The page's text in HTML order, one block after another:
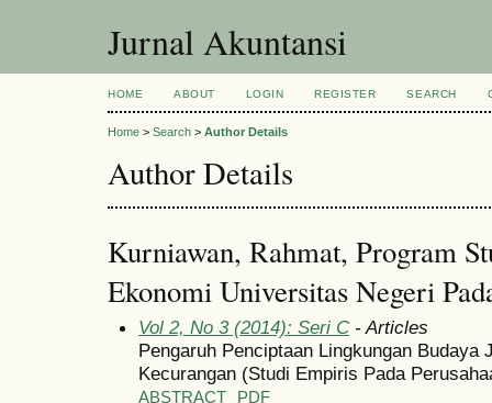
Jurnal Akuntansi
HOME ABOUT LOGIN REGISTER SEARCH
Home > Search > Author Details
Author Details
Kurniawan, Rahmat, Program
Ekonomi Universitas Negeri
Vol 2, No 3 (2014): Seri C- Articles
Pengaruh Penciptaan Lingkungan Budaya
Kecurangan (Studi Empiris Pada
ABSTRACT PDF